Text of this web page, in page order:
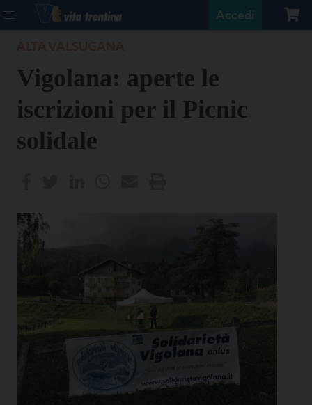
Accedi
Vigolana: aperte le
iscrizioni per il Picnic
solidale